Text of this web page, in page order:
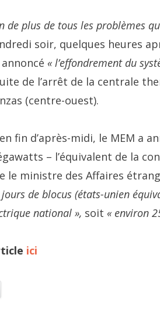
de plus de tous les problèmes
soir, quelques heures
« l’effondrement du
de l’arrêt de la centrale
(centre-ouest).
fin d’après-midi, le MEM a
– l’équivalent de la
le ministre des Affaires
jours de blocus (états-unien
national », soit « environ
ici